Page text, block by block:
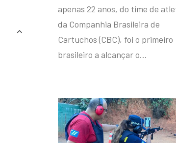
apenas 22 anos, do time de
da Companhia Brasileira de
Cartuchos (CBC), foi o primeiro
brasileiro a alcançar o…